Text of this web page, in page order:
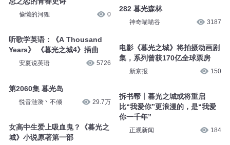
偷懒的河狸 0
听歌学英语：《A Thousand
Years》 《暮光之城4》插曲
安夏说英语 5726
第2060集 暮光岛
悦音涟漪丶不倾 29.7万
女高中生爱上吸血鬼？《暮光之
城》小说原著第一部
282 暮光森林
神奇喵喵谷 3187
电影《暮光之城》将拍摄动画剧
集，系列曾获170亿全球票房
新京报 150
拆书帮丨暮光之城或将重启
比“我爱你”更浪漫的，是“我爱
你一千年”
正观新闻 184